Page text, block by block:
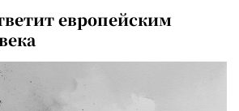
европейским